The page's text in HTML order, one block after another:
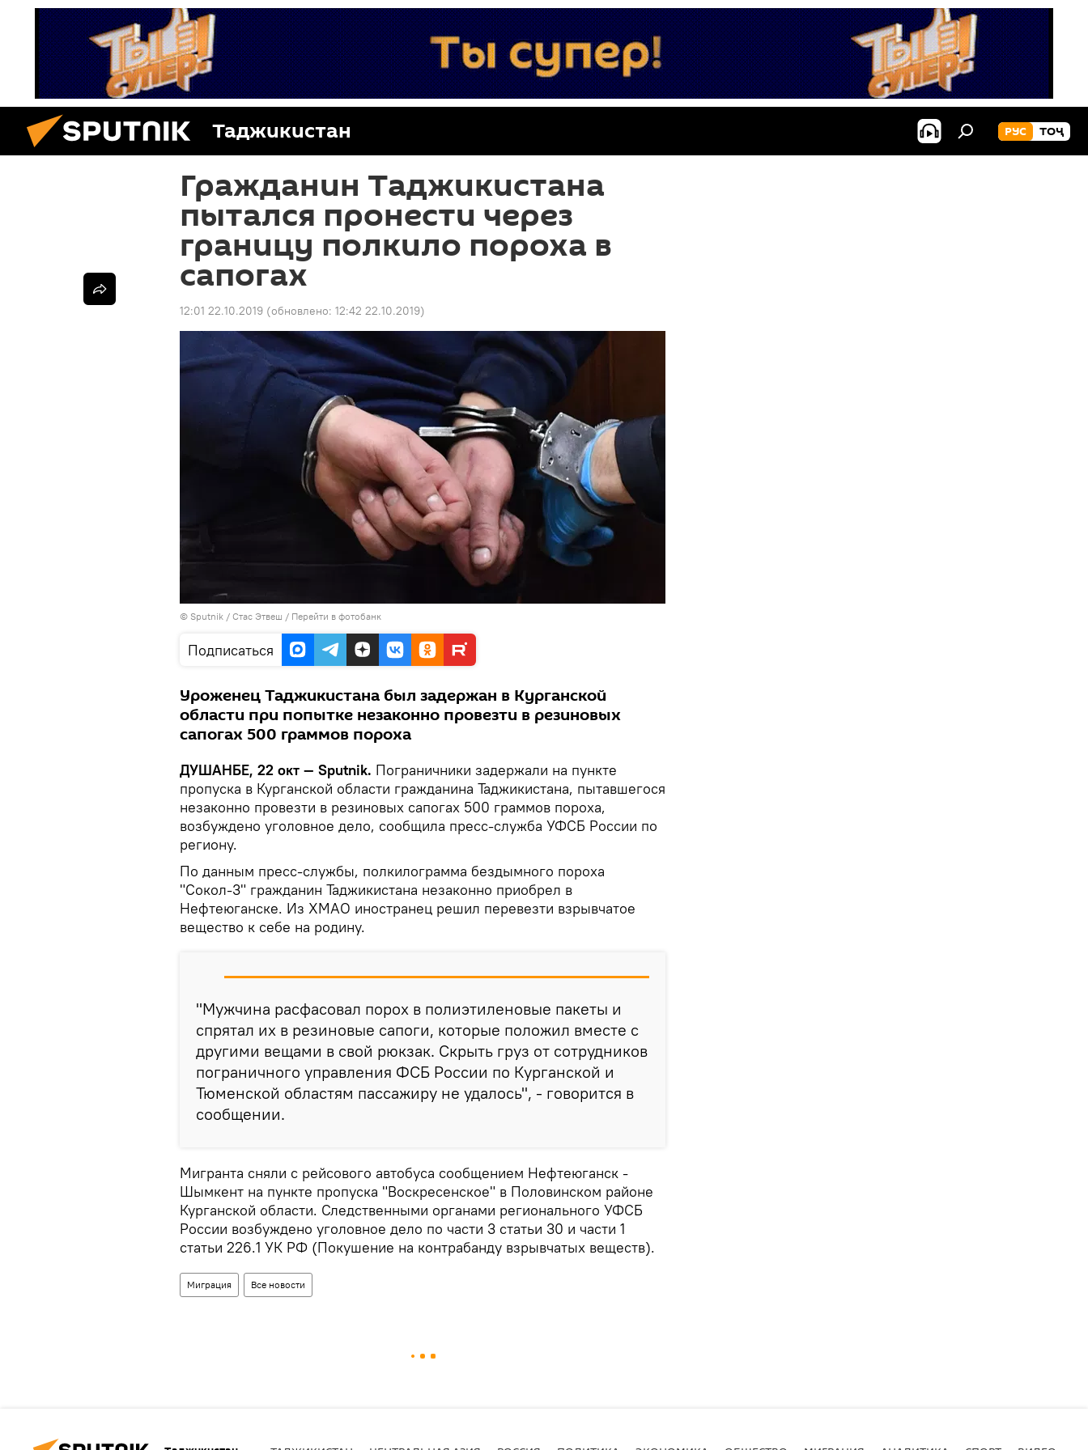
Таджикистан РУС ТОҶ
Гражданин Таджикистана
пытался пронести через
границу полкило пороха в
сапогах
12:01 22.10.2019 (обновлено: 12:42 22.10.2019)
© Sputnik / Стас Этвеш / Перейти в фотобанк
Подписаться
Уроженец Таджикистана был задержан в Курганской
области при попытке незаконно провезти в резиновых
сапогах 500 граммов пороха
ДУШАНБЕ, 22 окт — Sputnik. Пограничники задержали на пункте
пропуска в Курганской области гражданина Таджикистана, пытавшегося
незаконно провезти в резиновых сапогах 500 граммов пороха,
возбуждено уголовное дело, сообщила пресс-служба УФСБ России по
региону.
По данным пресс-службы, полкилограмма бездымного пороха
"Сокол-3" гражданин Таджикистана незаконно приобрел в
Нефтеюганске. Из ХМАО иностранец решил перевезти взрывчатое
вещество к себе на родину.
"Мужчина расфасовал порох в полиэтиленовые пакеты и
спрятал их в резиновые сапоги, которые положил вместе с
другими вещами в свой рюкзак. Скрыть груз от сотрудников
пограничного управления ФСБ России по Курганской и
Тюменской областям пассажиру не удалось", - говорится в
сообщении.
Мигранта сняли с рейсового автобуса сообщением Нефтеюганск -
Шымкент на пункте пропуска "Воскресенское" в Половинском районе
Курганской области. Следственными органами регионального УФСБ
России возбуждено уголовное дело по части 3 статьи 30 и части 1
статьи 226.1 УК РФ (Покушение на контрабанду взрывчатых веществ).
Миграция Все новости